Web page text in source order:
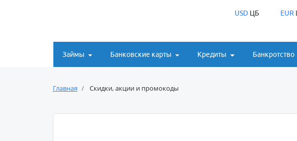
USDЦБ EUR
Займы Банковские карты Кредиты Банкротство
Главная Скидки, акции и промокоды